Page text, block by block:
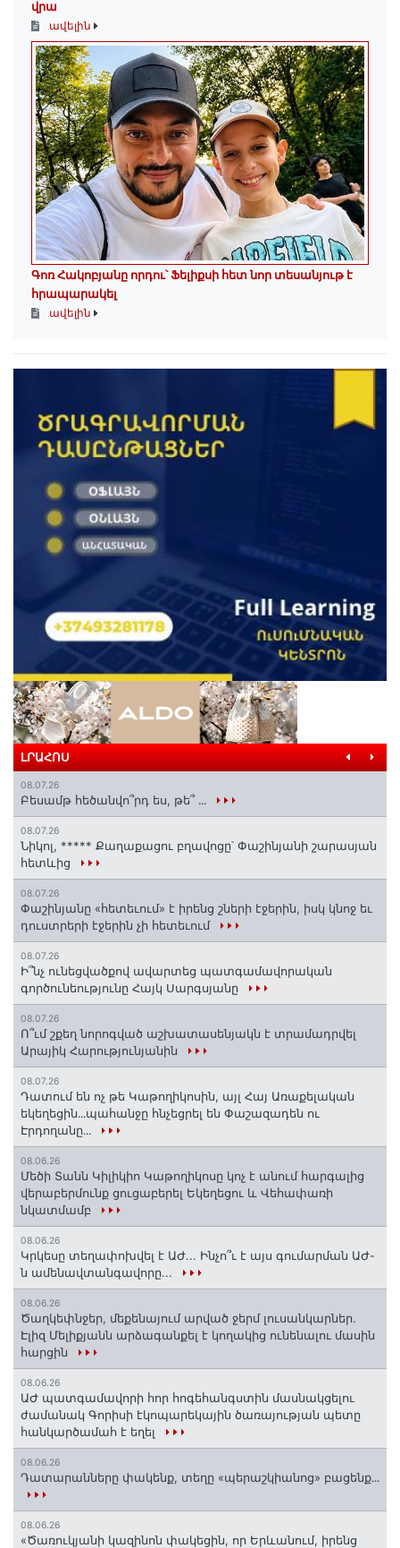
վրա
ավելին
Գոռ Հակոբյանը որդու՝ Ֆելիքսի հետ նոր տեսանյութ է
հրապարակել
ավելին
ԼՐԱՀՈՍ
08.07.26
Բեսամթ հեծանվո՞րդ ես, թե՞ ․․․
08.07.26
Նիկոլ, ***** Քաղաքացու բղավոցը՝ Փաշինյանի շարասյան
հետևից
08.07.26
Փաշինյանը «հետեւում» է իրենց շների էջերին, իսկ կնոջ եւ
դուստրերի էջերին չի հետեւում
08.07.26
Ի՞նչ ունեցվածքով ավարտեց պատգամավորական
գործունեությունը Հայկ Սարգսյանը
08.07.26
Ո՞ւմ շքեղ նորոգված աշխատասենյակն է տրամադրվել
Արայիկ Հարությունյանին
08.07.26
Դատում են ոչ թե Կաթողիկոսին, այլ Հայ Առաքելական
եկեղեցին․․․պահանջը հնչեցրել են Փաշազադեն ու
Էրդողանը․․․
08.06.26
Մեծի Տանն Կիլիկիո Կաթողիկոսը կոչ է անում հարգալից
վերաբերմունք ցուցաբերել Եկեղեցու և Վեհափառի
նկատմամբ
08.06.26
Կրկեսը տեղափոխվել է ԱԺ... Ինչո՞ւ է այս գումարման ԱԺ-
ն ամենավտանգավորը...
08.06.26
Ծաղկեփնջեր, մեքենայում արված ջերմ լուսանկարներ.
Էլիզ Մելիքյանն արձագանքել է կողակից ունենալու մասին
հարցին
08.06.26
ԱԺ պատգամավորի հոր հոգեհանգստին մասնակցելու
ժամանակ Գորիսի էկոպարեկային ծառայության պետը
հանկարծամահ է եղել
08.06.26
Դատարանները փակենք, տեղը «պերաշկիանոց» բացենք․․․
08.06.26
«Ծառուկյանի կազինոն փակեցին, որ Երևանում, իրենց